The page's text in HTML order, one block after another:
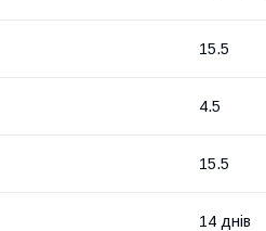
15.5
4.5
15.5
14 днів